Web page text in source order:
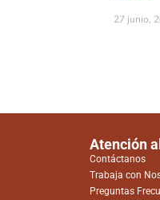
27 junio,
Atención
Contáctanos
Trabaja con
Preguntas